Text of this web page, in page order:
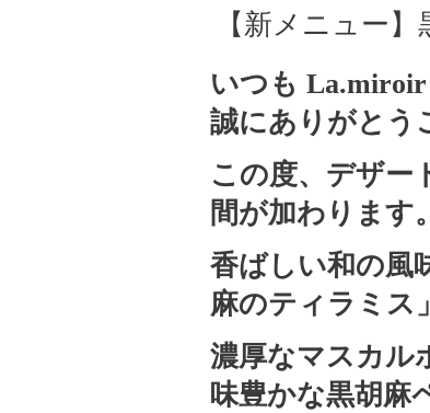
【新メニュー
いつも La.miroir
誠にありがとう
この度、デザー
間が加わります。
香ばしい和の風
麻のティラミス
濃厚なマスカル
味豊かな黒胡麻